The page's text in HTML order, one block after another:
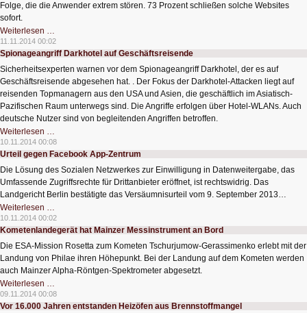
Folge, die die Anwender extrem stören. 73 Prozent schließen solche Websites
sofort.
Weiterlesen …
optimierte
Webseiten
nerven
Besitzer
11.11.2014 00:02
Spionageangriff Darkhotel auf Geschäftsreisende
Sicherheitsexperten warnen vor dem Spionageangriff Darkhotel, der es auf
Geschäftsreisende abgesehen hat. . Der Fokus der Darkhotel-Attacken liegt auf
reisenden Topmanagern aus den USA und Asien, die geschäftlich im Asiatisch-
Pazifischen Raum unterwegs sind. Die Angriffe erfolgen über Hotel-WLANs. Auch
deutsche Nutzer sind von begleitenden Angriffen betroffen.
Weiterlesen …
Darkhotel
auf
Geschäftsreisende
10.11.2014 00:08
Urteil gegen Facebook App-Zentrum
Die Lösung des Sozialen Netzwerkes zur Einwilligung in Datenweitergabe, das
Umfassende Zugriffsrechte für Drittanbieter eröffnet, ist rechtswidrig. Das
Landgericht Berlin bestätigte das Versäumnisurteil vom 9. September 2013…
Weiterlesen …
gegen
Facebook
App-
10.11.2014 00:02
Kometenlandegerät hat Mainzer Messinstrument an Bord
Die ESA-Mission Rosetta zum Kometen Tschurjumow-Gerassimenko erlebt mit der
Landung von Philae ihren Höhepunkt. Bei der Landung auf dem Kometen werden
auch Mainzer Alpha-Röntgen-Spektrometer abgesetzt.
Weiterlesen …
hat
Mainzer
Messinstrument
09.11.2014 00:08
Vor 16.000 Jahren entstanden Heizöfen aus Brennstoffmangel